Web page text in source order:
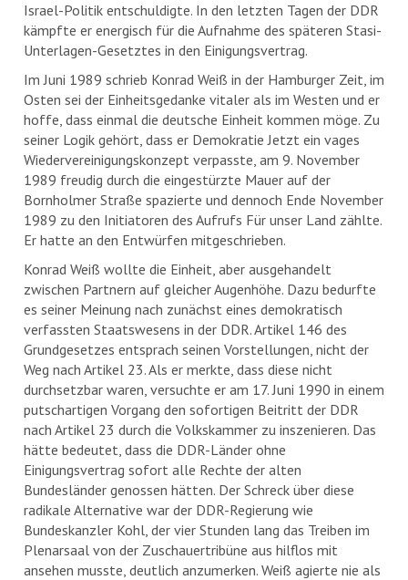
Israel-Politik entschuldigte. In den letzten Tagen der DDR
kämpfte er energisch für die Aufnahme des späteren Stasi-
Unterlagen-Gesetztes in den Einigungsvertrag.
Im Juni 1989 schrieb Konrad Weiß in der Hamburger Zeit, im
Osten sei der Einheitsgedanke vitaler als im Westen und er
hoffe, dass einmal die deutsche Einheit kommen möge. Zu
seiner Logik gehört, dass er Demokratie Jetzt ein vages
Wiedervereinigungskonzept verpasste, am 9. November
1989 freudig durch die eingestürzte Mauer auf der
Bornholmer Straße spazierte und dennoch Ende November
1989 zu den Initiatoren des Aufrufs Für unser Land zählte.
Er hatte an den Entwürfen mitgeschrieben.
Konrad Weiß wollte die Einheit, aber ausgehandelt
zwischen Partnern auf gleicher Augenhöhe. Dazu bedurfte
es seiner Meinung nach zunächst eines demokratisch
verfassten Staatswesens in der DDR. Artikel 146 des
Grundgesetzes entsprach seinen Vorstellungen, nicht der
Weg nach Artikel 23. Als er merkte, dass diese nicht
durchsetzbar waren, versuchte er am 17. Juni 1990 in einem
putschartigen Vorgang den sofortigen Beitritt der DDR
nach Artikel 23 durch die Volkskammer zu inszenieren. Das
hätte bedeutet, dass die DDR-Länder ohne
Einigungsvertrag sofort alle Rechte der alten
Bundesländer genossen hätten. Der Schreck über diese
radikale Alternative war der DDR-Regierung wie
Bundeskanzler Kohl, der vier Stunden lang das Treiben im
Plenarsaal von der Zuschauertribüne aus hilflos mit
ansehen musste, deutlich anzumerken. Weiß agierte nie als